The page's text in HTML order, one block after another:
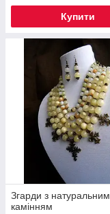
Купити
Згарди з натуральним
камінням